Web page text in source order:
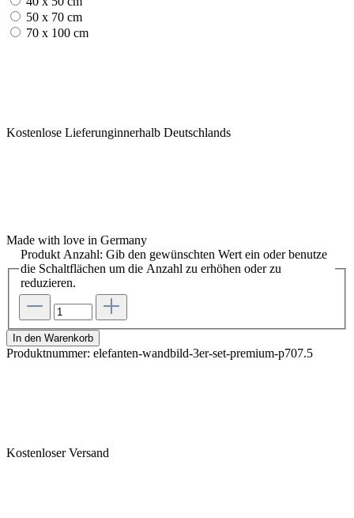
50 x 70 cm
70 x 100 cm
Kostenlose Lieferunginnerhalb Deutschlands
Made with love in Germany
Produkt Anzahl: Gib den gewünschten Wert ein oder benutze
die Schaltflächen um die Anzahl zu erhöhen oder zu
reduzieren.
In den Warenkorb
Produktnummer: elefanten-wandbild-3er-set-premium-p707.5
Kostenloser Versand